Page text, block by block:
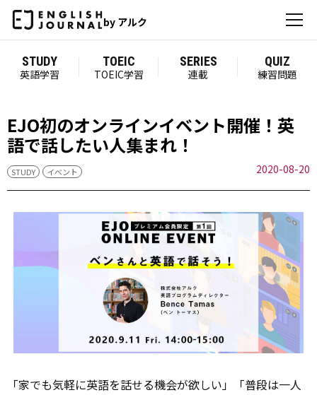
by アルク
STUDY
英語学習
TOEIC
TOEIC学習
SERIES
連載
QUIZ
練習問題
EJO初のオンラインイベント開催！英
語で話したい人集まれ！
STUDY イベント 2020-08-20
「家でも気軽に英語を話せる機会が欲しい」「普段は一人